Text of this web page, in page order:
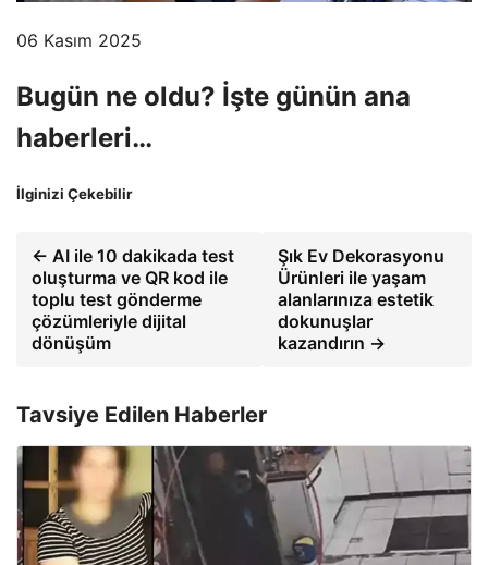
06 Kasım 2025
Bugün ne oldu? İşte günün ana
haberleri…
İlginizi Çekebilir
← AI ile 10 dakikada test
oluşturma ve QR kod ile
toplu test gönderme
çözümleriyle dijital
dönüşüm
Şık Ev Dekorasyonu
Ürünleri ile yaşam
alanlarınıza estetik
dokunuşlar
kazandırın →
Tavsiye Edilen Haberler